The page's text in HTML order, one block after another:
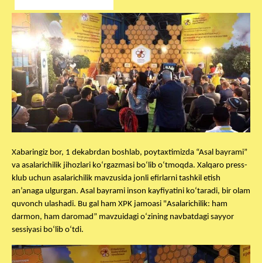
Xabaringiz bor, 1 dekabrdan boshlab, poytaxtimizda “Asal bayrami”
va asalarichilik jihozlari ko‘rgazmasi bo‘lib o‘tmoqda. Xalqaro press-
klub uchun asalarichilik mavzusida jonli efirlarni tashkil etish
an’anaga ulgurgan. Asal bayrami inson kayfiyatini ko‘taradi, bir olam
quvonch ulashadi. Bu gal ham XPK jamoasi "Asalarichilik: ham
darmon, ham daromad” mavzuidagi o‘zining navbatdagi sayyor
sessiyasi bo‘lib o‘tdi.